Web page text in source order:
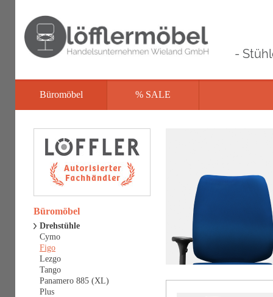
-
Büromöbel % SALE
Büromöbel
Drehstühle
Cymo
Figo
Lezgo
Tango
Panamero 885 (XL)
Plus